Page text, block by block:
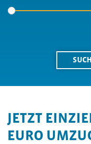
JETZT
EURO